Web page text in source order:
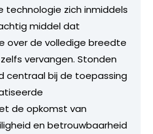
technologie zich inmiddels
middel dat
over de volledige breedte
vervangen. Stonden
centraal bij de toepassing
de opkomst van
en betrouwbaarheid